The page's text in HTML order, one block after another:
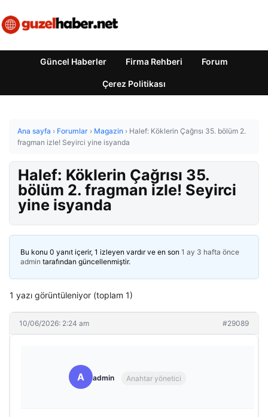
Güncel Haberler Firma Rehberi Forum
Çerez Politikası
Ana sayfa › Forumlar › Magazin › Halef: Köklerin Çağrısı 35. bölüm 2.
fragman izle! Seyirci yine isyanda
Halef: Köklerin Çağrısı 35.
bölüm 2. fragman izle! Seyirci
yine isyanda
Bu konu 0 yanıt içerir, 1 izleyen vardır ve en son 1 ay 3 hafta önce
admin tarafından güncellenmiştir.
1 yazı görüntüleniyor (toplam 1)
10/06/2026: 2:24 am #29089
A admin Anahtar yönetici